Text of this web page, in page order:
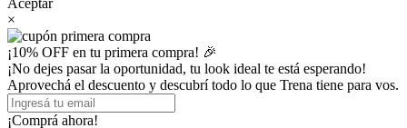
Aceptar
×
¡10% OFF en tu primera compra! 🎉
¡No dejes pasar la oportunidad, tu look ideal te está esperando!
Aprovechá el descuento y descubrí todo lo que Trena tiene para vos.
¡Comprá ahora!